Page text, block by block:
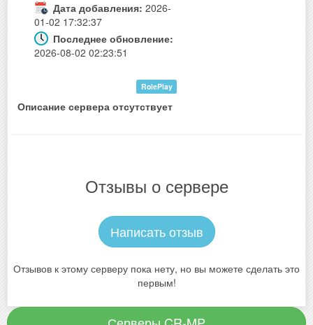
Дата добавления: 2026-
01-02 17:32:37
Последнее обновление:
2026-08-02 02:23:51
RolePlay
Описание сервера отсутствует
Отзывы о сервере
Написать отзыв
Отзывов к этому серверу пока нету, но вы можете сделать это
первым!